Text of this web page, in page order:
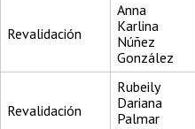
Revalidación
Anna
Karlina
Núñez
González
Revalidación
Rubeily
Dariana
Palmar